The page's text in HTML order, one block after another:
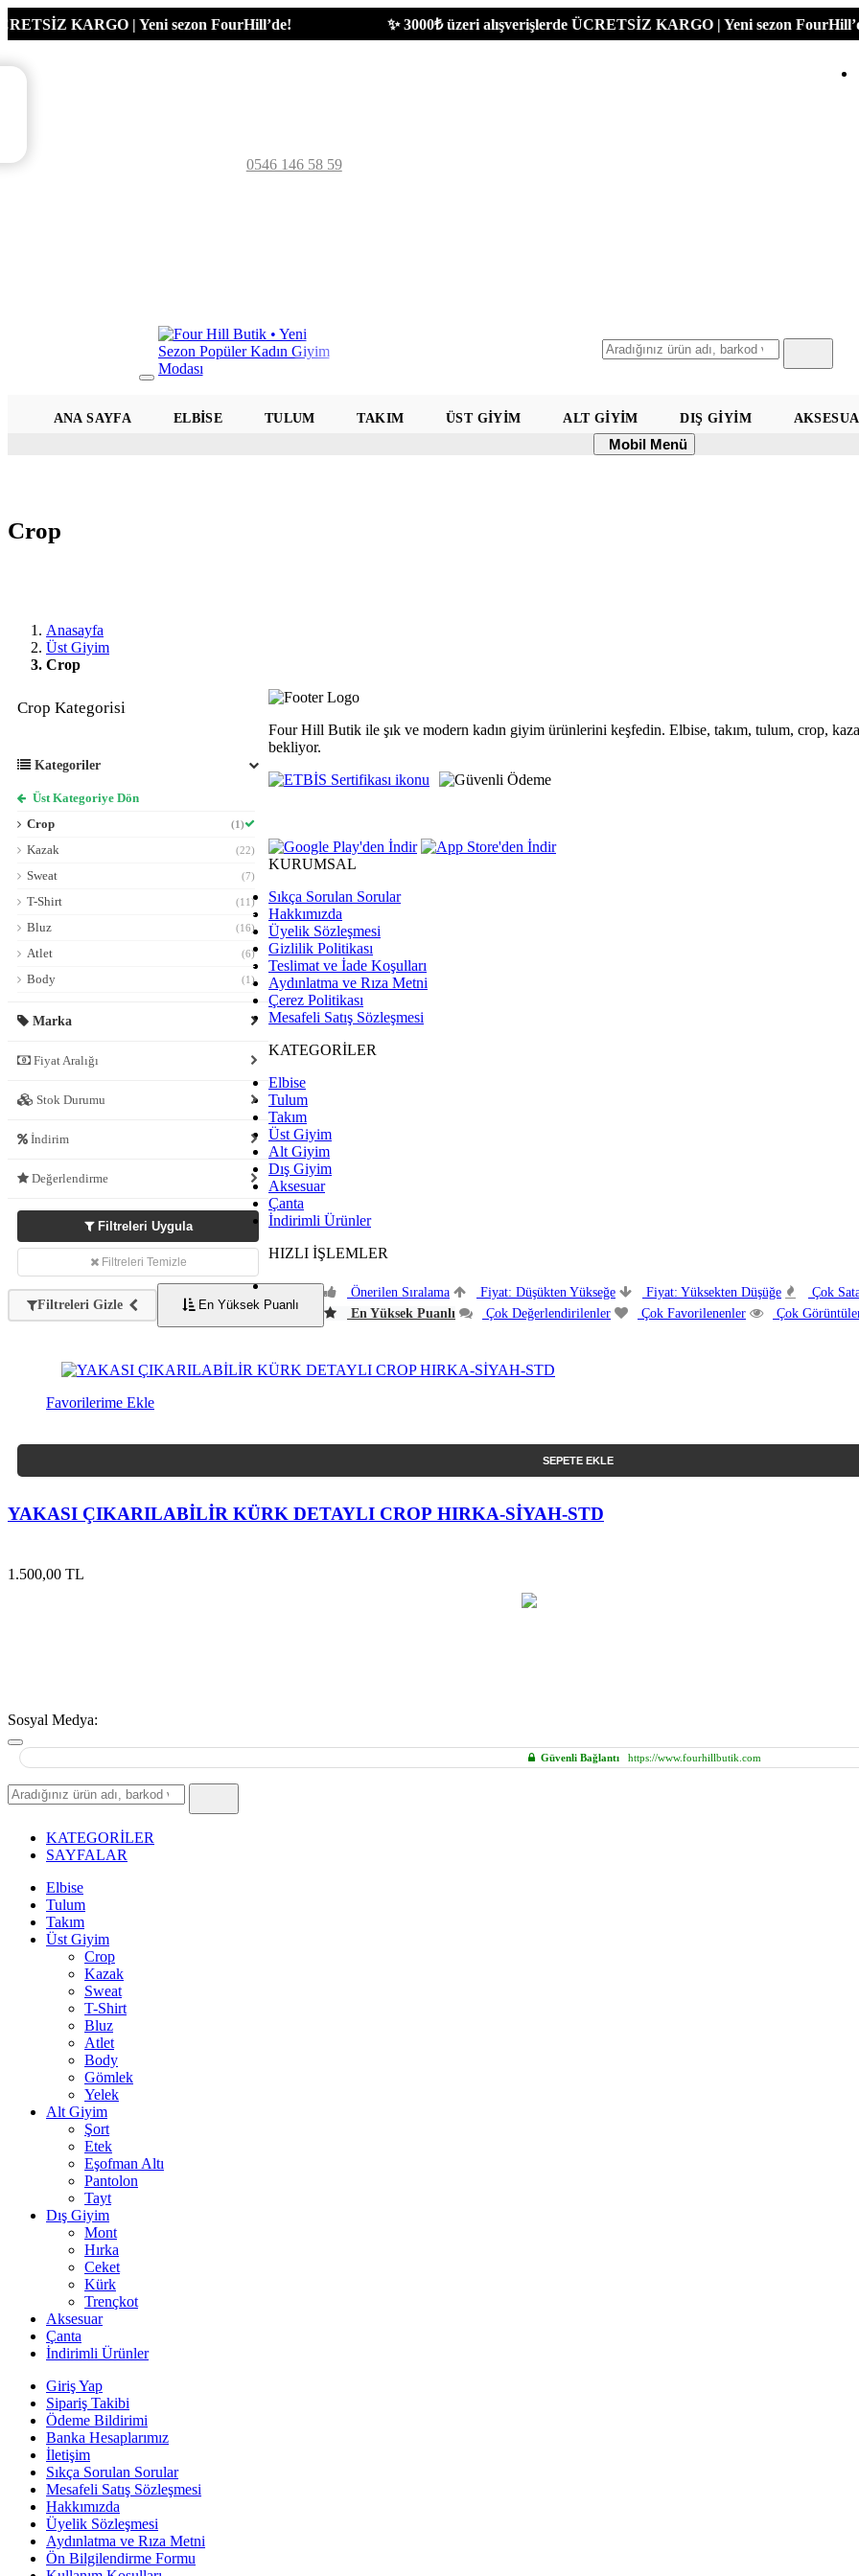
KARGO | Yeni sezon FourHill’de! ✨ 3000₺ üzeri alışverişlerde ÜCRETSİZ KARGO | Yeni sezon FourHill’de!
0546 146 58 59
Mobil
Ara
ANA SAYFA ELBISE TULUM TAKIM ÜST GIYIM ALT GIYIM DIŞ GIYIM
Mobil
Menü
Mobil Menü
Crop
Anasayfa
Üst Giyim
Crop
Crop Kategorisi
Kategoriler
Üst Kategoriye Dön
Crop
(1)
Kazak (22)
Sweat (7)
T-Shirt (11)
Bluz (16)
Atlet (6)
Body (1)
(16)
Yelek
Marka
Fiyat Aralığı
Stok Durumu
İndirim
Değerlendirme
Filtreleri Uygula
Filtreleri Temizle
Filtreleri Gizle En Yüksek Puanlı
Önerilen Sıralama Fiyat: Düşükten Yükseğe Fiyat: Yüksekten Düşüğe Çok
En Yüksek Puanlı
Çok Değerlendirilenler Çok Favorilenenler Çok
Favorilerime Ekle
SEPETE EKLE
YAKASI ÇIKARILABİLİR KÜRK DETAYLI CROP HIRKA-SİYAH-STD
1.500,00 TL
Four Hill Butik ile şık ve modern kadın giyim ürünlerini keşfedin. Elbise, takım, tulum, crop,
bekliyor.
KURUMSAL
Sıkça Sorulan Sorular
Hakkımızda
Üyelik Sözleşmesi
Gizlilik Politikası
Teslimat ve İade Koşulları
Aydınlatma ve Rıza Metni
Çerez Politikası
Mesafeli Satış Sözleşmesi
KATEGORİLER
Elbise
Tulum
Takım
Üst Giyim
Alt Giyim
Dış Giyim
Aksesuar
Çanta
İndirimli Ürünler
HIZLI İŞLEMLER
Sosyal Medya:
Güvenli Bağlantıhttps://www.fourhillbutik.com
Hızlı
Ürün
KATEGORİLER
SAYFALAR
Elbise
Tulum
Takım
Üst Giyim
Crop
Kazak
Sweat
T-Shirt
Bluz
Atlet
Body
Gömlek
Yelek
Alt Giyim
Şort
Etek
Eşofman Altı
Pantolon
Tayt
Dış Giyim
Mont
Hırka
Ceket
Kürk
Trençkot
Aksesuar
Çanta
İndirimli Ürünler
Giriş Yap
Sipariş Takibi
Ödeme Bildirimi
Banka Hesaplarımız
İletişim
Sıkça Sorulan Sorular
Mesafeli Satış Sözleşmesi
Hakkımızda
Üyelik Sözleşmesi
Aydınlatma ve Rıza Metni
Ön Bilgilendirme Formu